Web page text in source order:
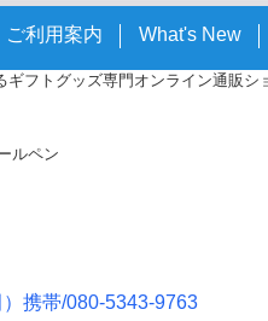
ご利用案内 What's New
ギフトグッズ専門オンライン通
ルペン
携帯/080-5343-9763